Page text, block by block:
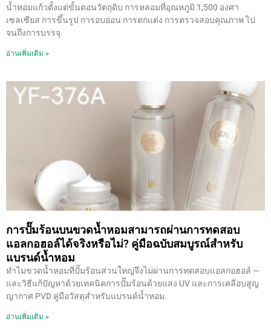
น้ำหอมแก้วตั้งแต่ขั้นตอนวัตถุดิบ การหลอมที่อุณหภูมิ 1,500 องศา
เซลเซียส การขึ้นรูป การอบอ่อน การตกแต่ง การตรวจสอบคุณภาพ ไป
จนถึงการบรรจุ.
อ่านเพิ่มเติม »
การปั๊มร้อนบนขวดน้ำหอมสามารถผ่านการทดสอบ
แอลกอฮอล์ได้จริงหรือไม่? คู่มือฉบับสมบูรณ์สำหรับ
แบรนด์น้ำหอม
ทำไมขวดน้ำหอมที่ปั๊มร้อนส่วนใหญ่จึงไม่ผ่านการทดสอบแอลกอฮอล์ —
และวิธีแก้ปัญหาด้วยเทคนิคการปั๊มร้อนด้วยแสง UV และการเคลือบสูญ
ญากาศ PVD คู่มือวัสดุสำหรับแบรนด์น้ำหอม.
อ่านเพิ่มเติม »